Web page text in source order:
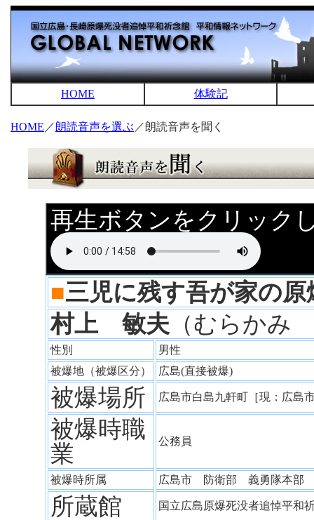
HOME 体験記
HOME ／朗読音声を選ぶ ／朗読音声を聞く
再生ボタンをクリック
■三児に残す吾が家の
村上 敏夫 （むらか
性別
男性
被爆地（被爆区分）
広島(直接被爆)
被爆場所 広島市白島九軒町［現：広
被爆時職
業
公務員
被爆時所属 広島市 防衛部 義勇隊本
所蔵館 国立広島原爆死没者追悼平